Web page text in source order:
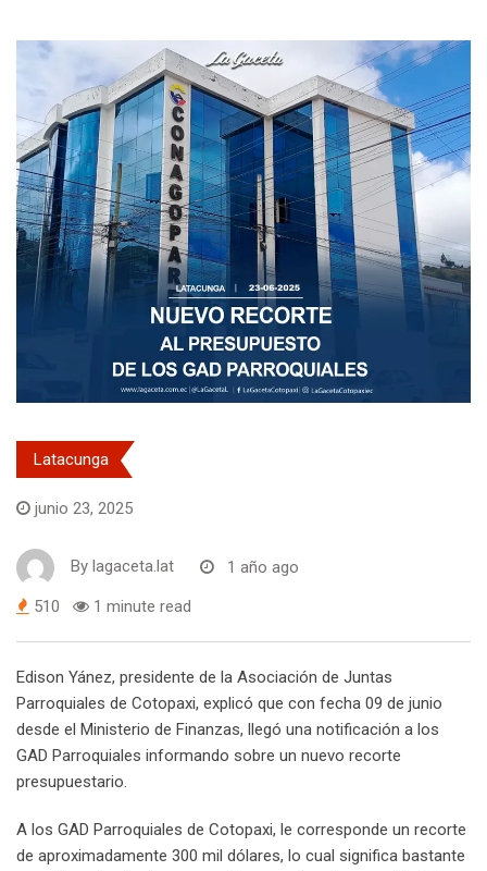
Latacunga
junio 23, 2025
By lagaceta.lat 1 año ago
510 1 minute read
Edison Yánez, presidente de la Asociación de Juntas
Parroquiales de Cotopaxi, explicó que con fecha 09 de junio
desde el Ministerio de Finanzas, llegó una notificación a los
GAD Parroquiales informando sobre un nuevo recorte
presupuestario.
A los GAD Parroquiales de Cotopaxi, le corresponde un recorte
de aproximadamente 300 mil dólares, lo cual significa bastante